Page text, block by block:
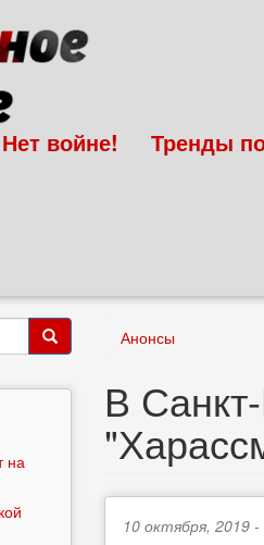
Нет войне! Тренды
Анонсы
В
10 октября, 2019 -
на